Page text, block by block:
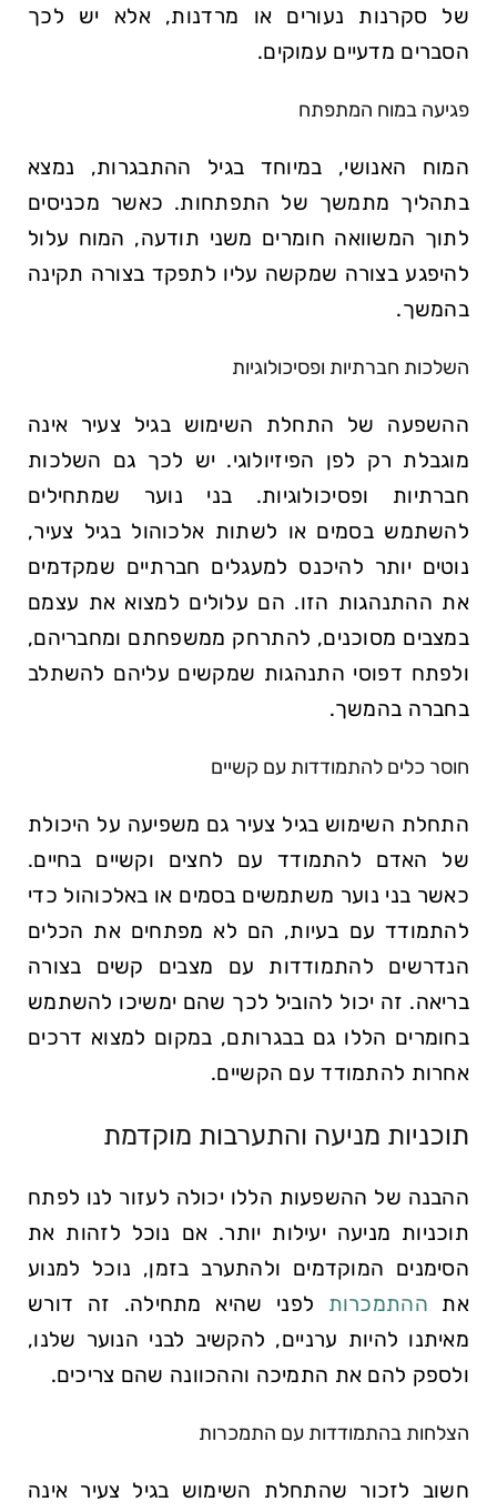
של סקרנות נעורים או מרדנות, אלא יש לכך
הסברים מדעיים עמוקים.
פגיעה במוח המתפתח
המוח האנושי, במיוחד בגיל ההתבגרות, נמצא
בתהליך מתמשך של התפתחות. כאשר מכניסים
לתוך המשוואה חומרים משני תודעה, המוח עלול
להיפגע בצורה שמקשה עליו לתפקד בצורה תקינה
בהמשך.
השלכות חברתיות ופסיכולוגיות
ההשפעה של התחלת השימוש בגיל צעיר אינה
מוגבלת רק לפן הפיזיולוגי. יש לכך גם השלכות
חברתיות ופסיכולוגיות. בני נוער שמתחילים
להשתמש בסמים או לשתות אלכוהול בגיל צעיר,
נוטים יותר להיכנס למעגלים חברתיים שמקדמים
את ההתנהגות הזו. הם עלולים למצוא את עצמם
במצבים מסוכנים, להתרחק ממשפחתם ומחבריהם,
ולפתח דפוסי התנהגות שמקשים עליהם להשתלב
בחברה בהמשך.
חוסר כלים להתמודדות עם קשיים
התחלת השימוש בגיל צעיר גם משפיעה על היכולת
של האדם להתמודד עם לחצים וקשיים בחיים.
כאשר בני נוער משתמשים בסמים או באלכוהול כדי
להתמודד עם בעיות, הם לא מפתחים את הכלים
הנדרשים להתמודדות עם מצבים קשים בצורה
בריאה. זה יכול להוביל לכך שהם ימשיכו להשתמש
בחומרים הללו גם בבגרותם, במקום למצוא דרכים
אחרות להתמודד עם הקשיים.
תוכניות מניעה והתערבות מוקדמת
ההבנה של ההשפעות הללו יכולה לעזור לנו לפתח
תוכניות מניעה יעילות יותר. אם נוכל לזהות את
הסימנים המוקדמים ולהתערב בזמן, נוכל למנוע
את ההתמכרות לפני שהיא מתחילה. זה דורש
מאיתנו להיות ערניים, להקשיב לבני הנוער שלנו,
ולספק להם את התמיכה וההכוונה שהם צריכים.
הצלחות בהתמודדות עם התמכרות
חשוב לזכור שהתחלת השימוש בגיל צעיר אינה